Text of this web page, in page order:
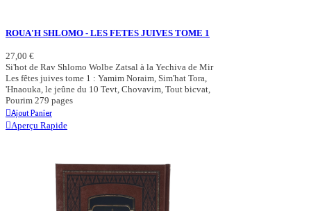
ROUA'H SHLOMO - LES FETES JUIVES TOME 1
27,00 €
Si'hot de Rav Shlomo Wolbe Zatsal à la Yechiva de Mir
Les fêtes juives tome 1 : Yamim Noraim, Sim'hat Tora,
'Hnaouka, le jeûne du 10 Tevt, Chovavim, Tout bicvat,
Pourim 279 pages
Ajout Panier
Aperçu Rapide